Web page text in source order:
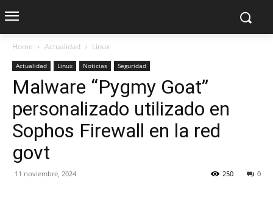
Home Actualidad Linux
Actualidad Linux Noticias Seguridad
Malware “Pygmy Goat”
personalizado utilizado en
Sophos Firewall en la red
govt
11 noviembre, 2024 0
250